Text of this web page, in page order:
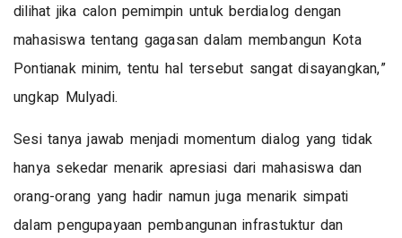
dilihat jika calon pemimpin untuk berdialog dengan
mahasiswa tentang gagasan dalam membangun Kota
Pontianak minim, tentu hal tersebut sangat disayangkan,”
ungkap Mulyadi.
Sesi tanya jawab menjadi momentum dialog yang tidak
hanya sekedar menarik apresiasi dari mahasiswa dan
orang-orang yang hadir namun juga menarik simpati
dalam pengupayaan pembangunan infrastuktur dan